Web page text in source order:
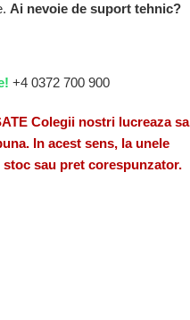
Ai nevoie de suport tehnic?
+4 0372 700 900
Colegii nostri lucreaza sa
In acest sens, la unele
sau pret corespunzator.